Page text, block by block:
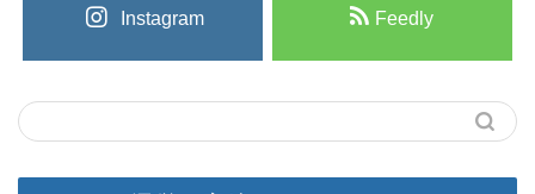
Instagram Feedly